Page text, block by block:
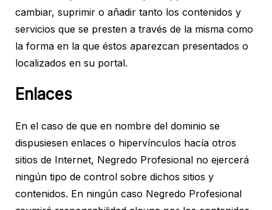
cambiar, suprimir o añadir tanto los contenidos y
servicios que se presten a través de la misma como
la forma en la que éstos aparezcan presentados o
localizados en su portal.
Enlaces
En el caso de que en nombre del dominio se
dispusiesen enlaces o hipervínculos hacía otros
sitios de Internet, Negredo Profesional no ejercerá
ningún tipo de control sobre dichos sitios y
contenidos. En ningún caso Negredo Profesional